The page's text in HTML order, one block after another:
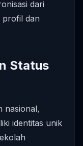
dari
profil dan
Status
nasional,
identitas unik